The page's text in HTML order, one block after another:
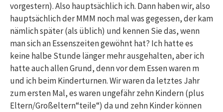
vorgestern). Also hauptsächlich ich. Dann haben wir, also
hauptsächlich der MMM noch mal was gegessen, der kam
nämlich später (als üblich) und kennen Sie das, wenn
man sich an Essenszeiten gewöhnt hat? Ich hatte es
keine halbe Stunde länger mehr ausgehalten, aber ich
hatte auch allen Grund, denn vor dem Essen waren m
und ich beim Kinderturnen. Wir waren da letztes Jahr
zum ersten Mal, es waren ungefähr zehn Kindern (plus
Eltern/Großeltern“teile“) da und zehn Kinder können